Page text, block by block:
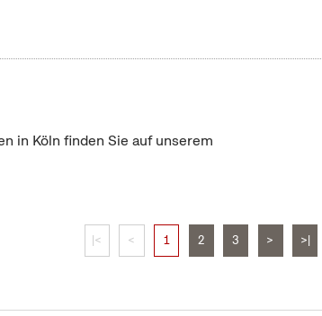
in Köln finden Sie auf unserem
|< < 1 2 3 > >|